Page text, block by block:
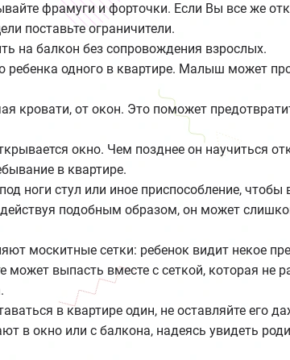
фрамуги и форточки. Если Вы все же
поставьте ограничители.
на балкон без сопровождения взрослых.
ребенка одного в квартире. Малыш может
кровати, от окон. Это поможет
окно. Чем позднее он научиться
в квартире.
ноги стул или иное приспособление,
подобным образом, он может
москитные сетки: ребенок видит некое
может выпасть вместе с сеткой, которая не
в квартире один, не оставляйте его
в окно или с балкона, надеясь увидеть